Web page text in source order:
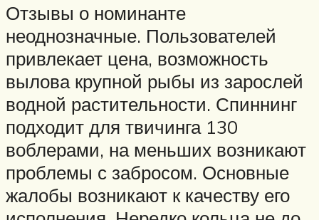
Отзывы о номинанте
неоднозначные. Пользователей
привлекает цена, возможность
вылова крупной рыбы из зарослей
водной растительности. Спиннинг
подходит для твичинга 130
воблерами, на меньших возникают
проблемы с забросом. Основные
жалобы возникают к качеству его